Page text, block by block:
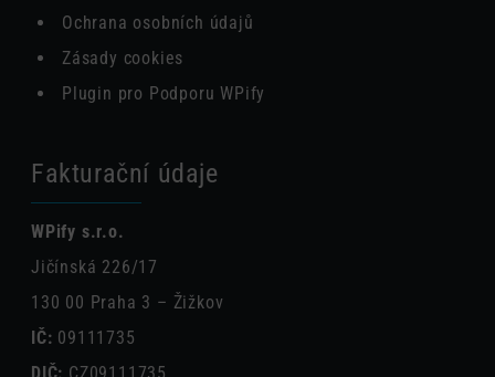
Ochrana osobních údajů
Zásady cookies
Plugin pro Podporu WPify
Fakturační údaje
WPify s.r.o.
Jičínská 226/17
130 00 Praha 3 – Žižkov
IČ: 09111735